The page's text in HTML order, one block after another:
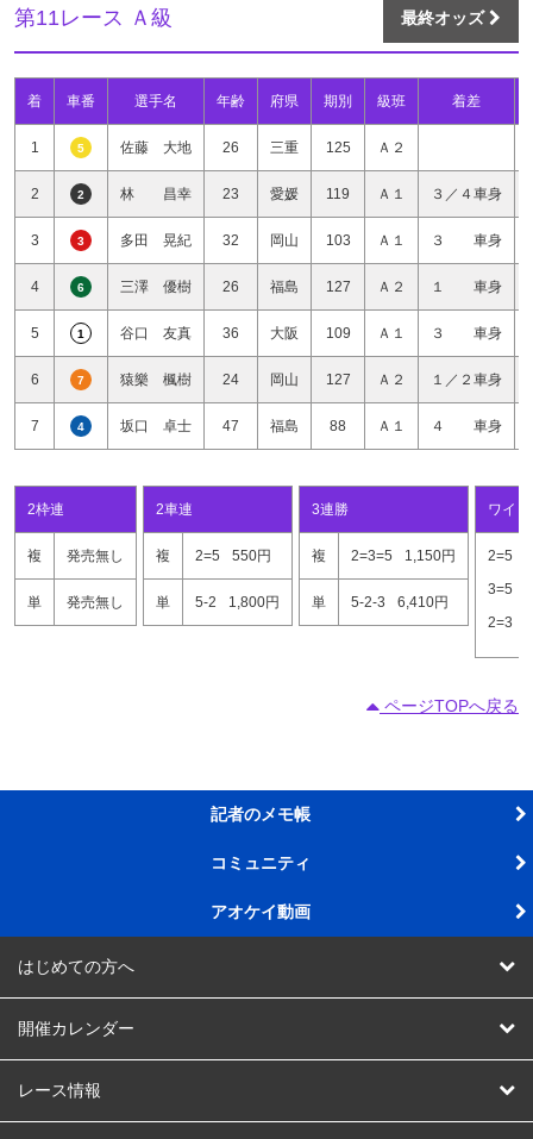
第11レース Ａ級 最終オッズ
着 車番 選手名 年齢 府県 期別 級班 着差
1 5 佐藤 大地 26 三重 125 Ａ２
2 2 林 昌幸 23 愛媛 119 Ａ１ ３／４車身
3 3 多田 晃紀 32 岡山 103 Ａ１ ３ 車身
4 6 三澤 優樹 26 福島 127 Ａ２ １ 車身
5 1 谷口 友真 36 大阪 109 Ａ１ ３ 車身
6 7 猿樂 楓樹 24 岡山 127 Ａ２ １／２車身
7 4 坂口 卓士 47 福島 88 Ａ１ ４ 車身
2枠連
複 発売無し
単 発売無し
2車連
複 2=5 550円
単 5-2 1,800円
3連勝
複 2=3=5 1,150円
単 5-2-3 6,410円
ワイド
2=5
3=5
2=3
ページTOPへ戻る
記者のメモ帳
コミュニティ
アオケイ動画
はじめての方へ
AOKEIスタジアムって
AOKEIスタジアム会員ってなに
開催カレンダー
競輪
レース情報